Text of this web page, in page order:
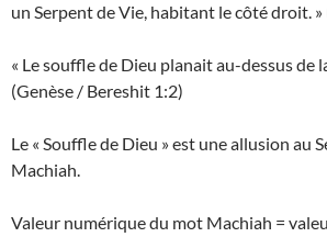
un Serpent de Vie, habitant le côté droit.
« Le souffle de Dieu planait au-dessus de
(Genèse / Bereshit 1:2)
Le « Souffle de Dieu » est une allusion au
Machiah.
Valeur numérique du mot Machiah =